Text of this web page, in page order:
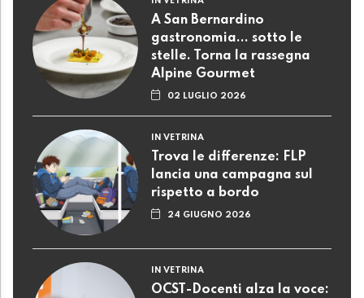
A San Bernardino
gastronomia... sotto le
stelle. Torna la rassegna
Alpine Gourmet
02 LUGLIO 2026
IN VETRINA
Trova le differenze: FLP
lancia una campagna sul
rispetto a bordo
24 GIUGNO 2026
IN VETRINA
OCST-Docenti alza la voce: